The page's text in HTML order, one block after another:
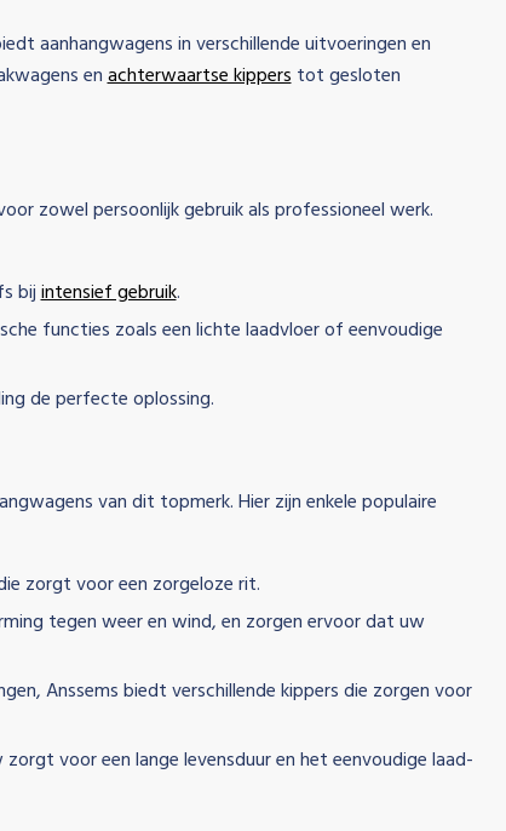
aanhangwagens in verschillende uitvoeringen en
enachterwaartse kipperstot gesloten
zowel persoonlijk gebruik als professioneel werk.
bijintensief gebruik.
functies zoals een lichte laadvloer of eenvoudige
de perfecte oplossing.
van dit topmerk. Hier zijn enkele populaire
zorgt voor een zorgeloze rit.
tegen weer en wind, en zorgen ervoor dat uw
Anssems biedt verschillende kippers die zorgen voor
voor een lange levensduur en het eenvoudige laad-